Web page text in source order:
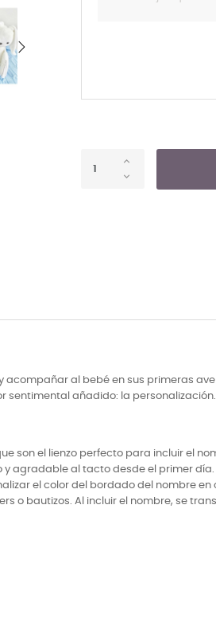
acompañar al bebé en sus primeras
sentimental añadido: la personalización.
son el lienzo perfecto para incluir el
y agradable al tacto desde el primer día.
el color del bordado del nombre
o bautizos. Al incluir el nombre, se